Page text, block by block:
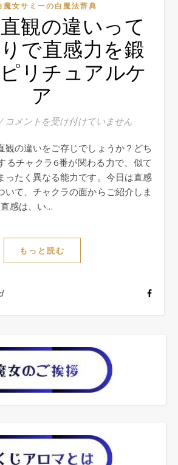
魔女サミーの白魔法辞典
観の違いって
で直感力を鍛
リチュアルケ
ア
直感と直観の違いって何？香りで直感力
コメントを受け付けていません
るチャクラ6番が関わる力で、似て
ったく異なる能力です。今日は直感
いて、チャクラの面からご紹介しま
感は、い…
もっと読む